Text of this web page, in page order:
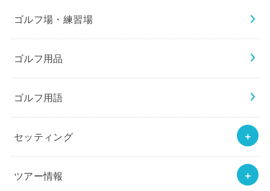
ゴルフ場・練習場
ゴルフ用品
ゴルフ用語
セッティング
ツアー情報